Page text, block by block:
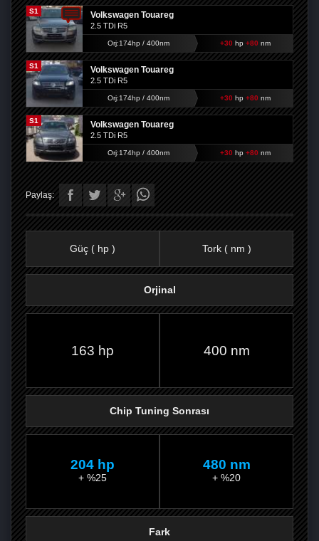
S1 Volkswagen Touareg
2.5 TDi R5
Orj:174hp / 400nm +30 hp +80 nm
S1 Volkswagen Touareg
2.5 TDi R5
Orj:174hp / 400nm +30 hp +80 nm
S1 Volkswagen Touareg
2.5 TDi R5
Orj:174hp / 400nm +30 hp +80 nm
Paylaş:
Güç ( hp ) Tork ( nm )
Orjinal
163 hp 400 nm
Chip Tuning Sonrası
204 hp
+ %25
480 nm
+ %20
Fark